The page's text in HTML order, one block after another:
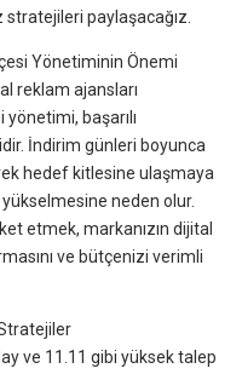
paylaşacağız.
Yönetiminin Önemi
reklam ajansları
başarılı
İndirim günleri boyunca
hedef kitlesine ulaşmaya
neden olur.
etmek, markanızın dijital
ve bütçenizi verimli
ve 11.11 gibi yüksek talep